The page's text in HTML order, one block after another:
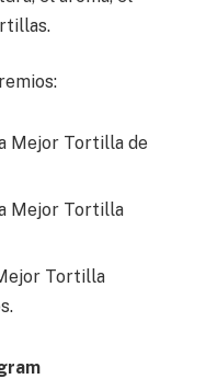
Mejor Tortilla de
Mejor Tortilla
Tortilla